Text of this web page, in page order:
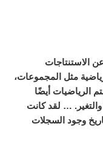
الاستنتاجات
مثل المجموعات،
الرياضيات أيضًا
… لقد كانت
وجود السجلات